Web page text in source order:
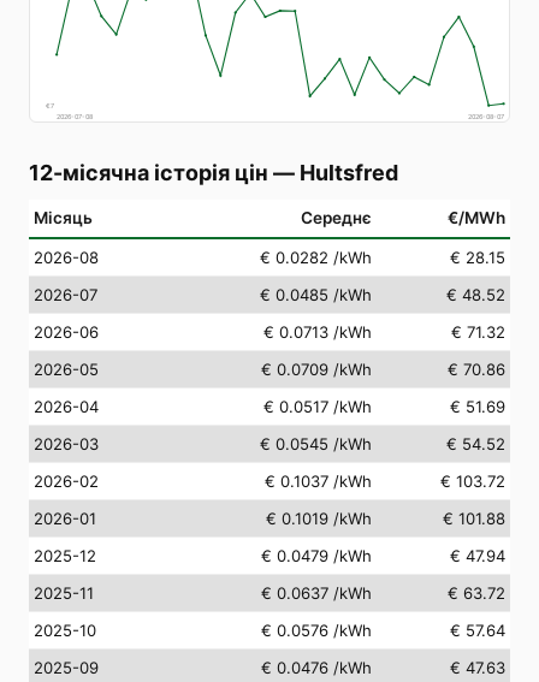
€7
2026-07-08
2026-08-07
12-місячна історія цін — Hultsfred
Місяць Середнє €/MWh
2026-08 € 0.0282 /kWh
€ 28.15
2026-07
€ 0.0485 /kWh
€ 48.52
2026-06
€ 0.0713 /kWh
€ 71.32
2026-05
€ 0.0709 /kWh
€ 70.86
2026-04
€ 0.0517 /kWh
€ 51.69
2026-03
€ 0.0545 /kWh
€ 54.52
2026-02
€ 0.1037 /kWh
€ 103.72
2026-01
€ 0.1019 /kWh
€ 101.88
2025-12
€ 0.0479 /kWh
€ 47.94
2025-11
€ 0.0637 /kWh
€ 63.72
2025-10
€ 0.0576 /kWh
€ 57.64
2025-09
€ 0.0476 /kWh € 47.63